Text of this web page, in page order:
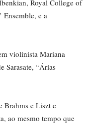
Royal College of
Ensemble, e a
violinista Mariana
Sarasate, “Árias
Brahms e Liszt e
ao mesmo tempo que